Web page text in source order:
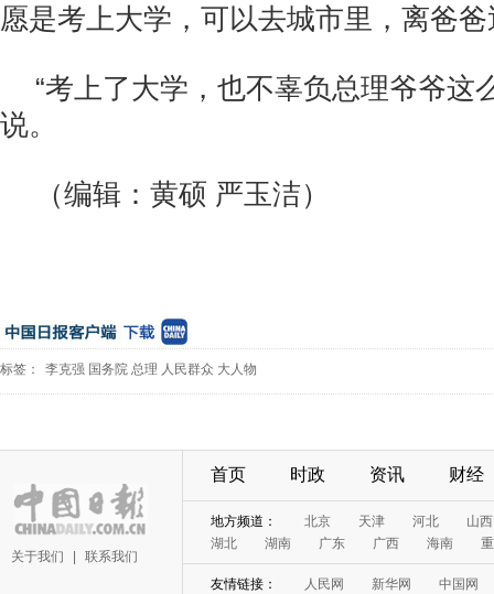
愿是考上大学，可以去城市里，离爸
“考上了大学，也不辜负总理爷爷这
说。
（编辑：黄硕 严玉洁）
标签： 李克强 国务院 总理 人民群众 大人物
关于我们 联系我们
首页 时政 资讯 财经
地方频道： 北京 天津 河北
山西
湖北
湖南 广东 广西 海南
友情链接： 人民网 新华网
中国网